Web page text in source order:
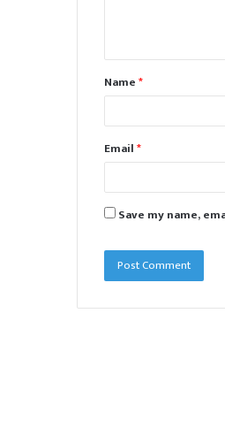
t
*Name*
Email*
Save my name,